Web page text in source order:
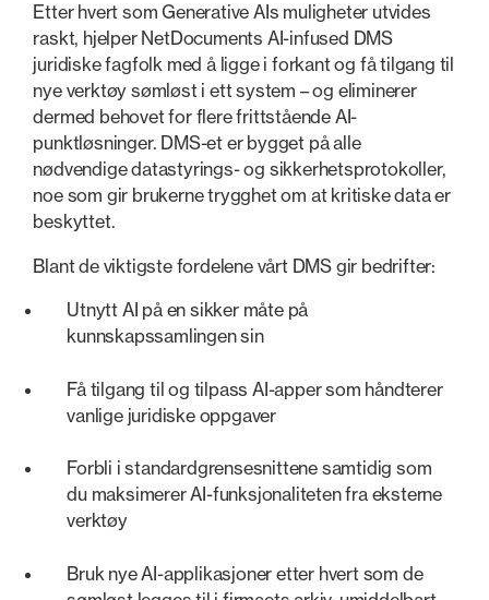
Etter hvert som Generative AIs muligheter utvides
raskt, hjelper NetDocuments AI-infused DMS
juridiske fagfolk med å ligge i forkant og få tilgang til
nye verktøy sømløst i ett system – og eliminerer
dermed behovet for flere frittstående AI-
punktløsninger. DMS-et er bygget på alle
nødvendige datastyrings- og sikkerhetsprotokoller,
noe som gir brukerne trygghet om at kritiske data er
beskyttet.
Blant de viktigste fordelene vårt DMS gir bedrifter:
Utnytt AI på en sikker måte på
kunnskapssamlingen sin
Få tilgang til og tilpass AI-apper som håndterer
vanlige juridiske oppgaver
Forbli i standardgrensesnittene samtidig som
du maksimerer AI-funksjonaliteten fra eksterne
verktøy
Bruk nye AI-applikasjoner etter hvert som de